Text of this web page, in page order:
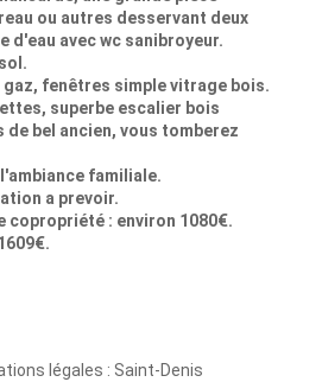
ou autres desservant deux
d'eau avec wc sanibroyeur.
fenêtres simple vitrage bois.
superbe escalier bois
bel ancien, vous tomberez
familiale.
a prevoir.
copropriété : environ 1080€.
légales : Saint-Denis